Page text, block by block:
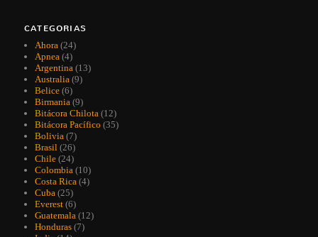
CATEGORIAS
Ahora (24)
Apnea (4)
Argentina (13)
Australia (9)
Belice (6)
Birmania (9)
Bitácora Chilota (12)
Bitácora Pacífico (35)
Bolivia (7)
Brasil (26)
Chile (24)
Colombia (10)
Costa Rica (4)
Cuba (25)
Everest (6)
Guatemala (12)
Honduras (7)